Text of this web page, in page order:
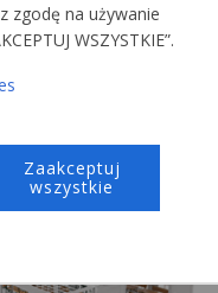
zgodę na używanie
WSZYSTKIE”.
Zaakceptuj
wszystkie